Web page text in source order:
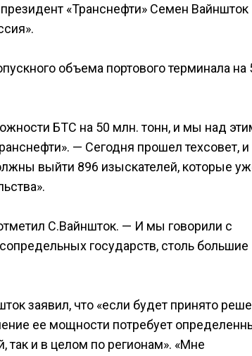
«Транснефти» Семен Вайншток
объема портового терминала на
БТС на 50 млн. тонн, и мы над
— Сегодня прошел техсовет, и
выйти 896 изыскателей, которые
С.Вайншток. — И мы говорили с
государств, столь большие
заявил, что «если будет принято
ее мощности потребует
так и в целом по регионам». «Мне